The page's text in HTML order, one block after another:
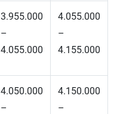
3.955.000
–
4.055.000
4.055.000
–
4.155.000
4.050.000
–
4.150.000
–